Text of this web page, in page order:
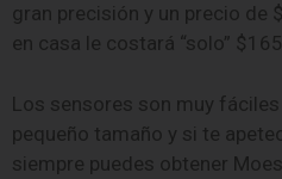
gran precisión y un precio de
en casa le costará “solo” $165.
Los sensores son muy
pequeño tamaño y si te
siempre puedes obtener